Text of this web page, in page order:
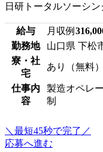
日研トータルソーシ
給与 月収例
勤務地
山口県 下松
寮・社
宅
あり（無料）
仕事内
容
製造オペレ
制
＼最短45秒で完了／
応募へ進む